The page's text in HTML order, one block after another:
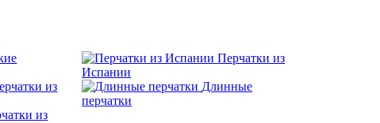
Перчатки из
Испании
из
Длинные
перчатки
из